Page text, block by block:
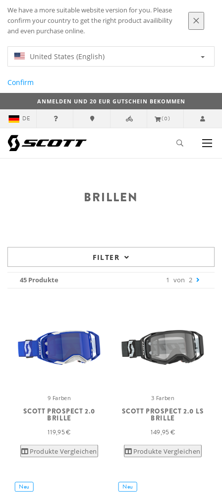
We have a more suitable website version for you. Please
confirm your country to get the right product availibility
and even purchase online.
United States (English)
Confirm
ANMELDEN UND 20 EUR GUTSCHEIN BEKOMMEN
DE (0)
BRILLEN
FILTER
45 Produkte 1 von 2
9 Farben
SCOTT PROSPECT 2.0
BRILLE
119,95 €
Produkte Vergleichen
3 Farben
SCOTT PROSPECT 2.0 LS
BRILLE
149,95 €
Produkte Vergleichen
Neu Neu